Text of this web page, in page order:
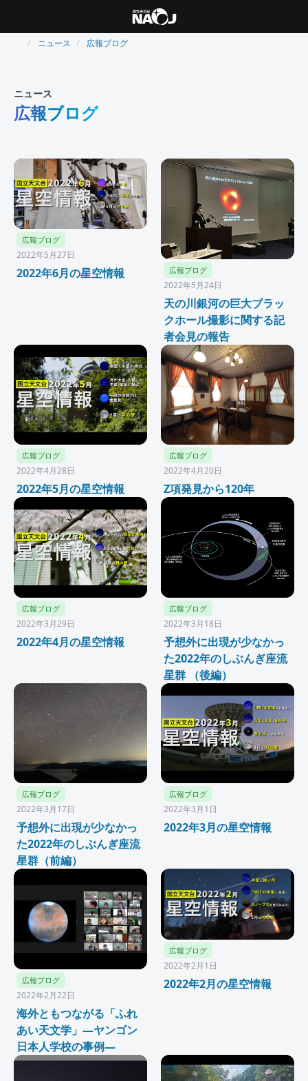
ニュース 広報ブログ
ニュース
広報ブログ
広報ブログ
2022年5月27日
2022年6月の星空情報 広報ブログ
2022年5月24日
天の川銀河の巨大ブラッ
クホール撮影に関する記
者会見の報告
広報ブログ
2022年4月28日
2022年5月の星空情報
広報ブログ
2022年4月20日
Z項発見から120年
広報ブログ
2022年3月29日
2022年4月の星空情報
広報ブログ
2022年3月18日
予想外に出現が少なかっ
た2022年のしぶんぎ座流
星群 （後編）
広報ブログ
2022年3月17日
予想外に出現が少なかっ
た2022年のしぶんぎ座流
星群（前編）
広報ブログ
2022年3月1日
2022年3月の星空情報
広報ブログ
2022年2月22日
海外ともつながる「ふれ
あい天文学」—ヤンゴン
日本人学校の事例—
広報ブログ
2022年2月1日
2022年2月の星空情報